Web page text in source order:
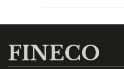
FINECO